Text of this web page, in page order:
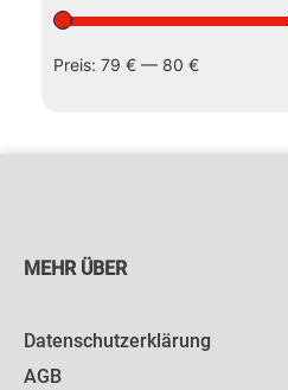
Preis: 79 € — 80 €
MEHR ÜBER
Datenschutzerklärung
AGB